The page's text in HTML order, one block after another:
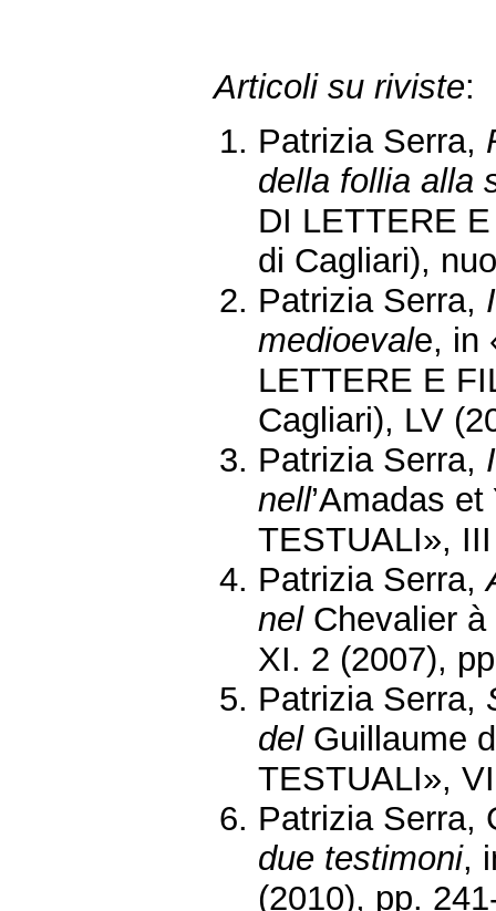
Articoli su riviste:
Patrizia Serra,
della follia alla
DI LETTERE
di Cagliari),
Patrizia Serra,
medioevale, in
LETTERE E
Cagliari), LV
Patrizia Serra,
nell’Amadas
TESTUALI»,
Patrizia Serra,
nelChevalier à
XI. 2 (2007),
Patrizia Serra,
delGuillaume
TESTUALI»,
Patrizia Serra,
due testimoni,
(2010), pp.